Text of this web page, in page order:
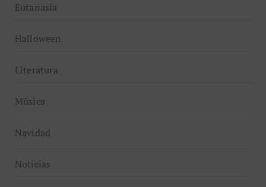
Eutanasia
Halloween
Literatura
Música
Navidad
Noticias